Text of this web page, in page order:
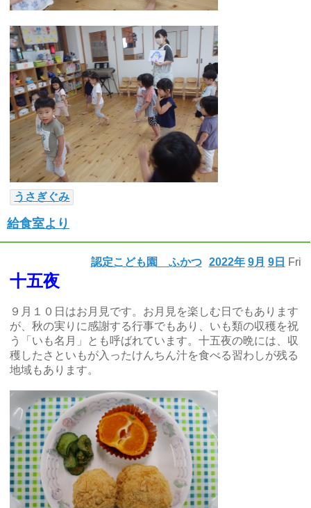
うさぎぐみ
給食室より
2022年 9月 9日 Fri
認定こども園 ふかつ
十五夜
９月１０日はお月見です。お月見を楽しむ日でもあります
が、秋の実りに感謝する行事でもあり、いも類の収穫を祝
う「いも名月」とも呼ばれています。十五夜の晩には、収
穫したさといもが入ったけんちん汁を食べる習わしが残る
地域もあります。